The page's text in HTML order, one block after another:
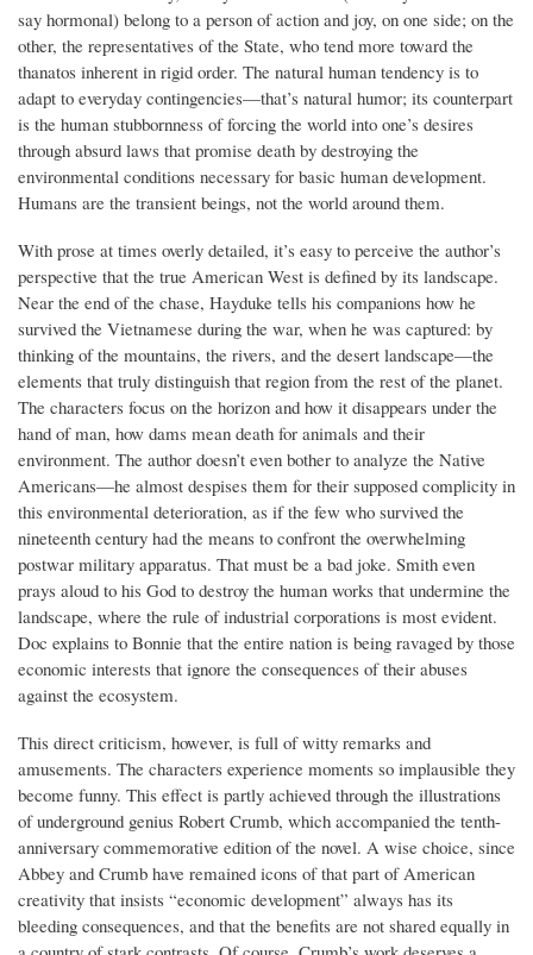
say hormonal) belong to a person of action and joy, on one side; on the
other, the representatives of the State, who tend more toward the
thanatos inherent in rigid order. The natural human tendency is to
adapt to everyday contingencies—that’s natural humor; its counterpart
is the human stubbornness of forcing the world into one’s desires
through absurd laws that promise death by destroying the
environmental conditions necessary for basic human development.
Humans are the transient beings, not the world around them.
With prose at times overly detailed, it’s easy to perceive the author’s
perspective that the true American West is defined by its landscape.
Near the end of the chase, Hayduke tells his companions how he
survived the Vietnamese during the war, when he was captured: by
thinking of the mountains, the rivers, and the desert landscape—the
elements that truly distinguish that region from the rest of the planet.
The characters focus on the horizon and how it disappears under the
hand of man, how dams mean death for animals and their
environment. The author doesn’t even bother to analyze the Native
Americans—he almost despises them for their supposed complicity in
this environmental deterioration, as if the few who survived the
nineteenth century had the means to confront the overwhelming
postwar military apparatus. That must be a bad joke. Smith even
prays aloud to his God to destroy the human works that undermine the
landscape, where the rule of industrial corporations is most evident.
Doc explains to Bonnie that the entire nation is being ravaged by those
economic interests that ignore the consequences of their abuses
against the ecosystem.
This direct criticism, however, is full of witty remarks and
amusements. The characters experience moments so implausible they
become funny. This effect is partly achieved through the illustrations
of underground genius Robert Crumb, which accompanied the tenth-
anniversary commemorative edition of the novel. A wise choice, since
Abbey and Crumb have remained icons of that part of American
creativity that insists “economic development” always has its
bleeding consequences, and that the benefits are not shared equally in